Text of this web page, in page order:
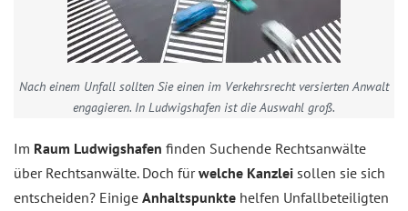
Nach einem Unfall sollten Sie einen im Verkehrs­recht versierten Anwalt
engagieren. In Ludwigshafen ist die Auswahl groß.
Im Raum Ludwigshafen finden Suchende Rechtsanwälte
über Rechtsanwälte. Doch fürwelche Kanzlei sollen sie sich
entscheiden? Einige Anhaltspunkte helfen Unfallbeteiligten